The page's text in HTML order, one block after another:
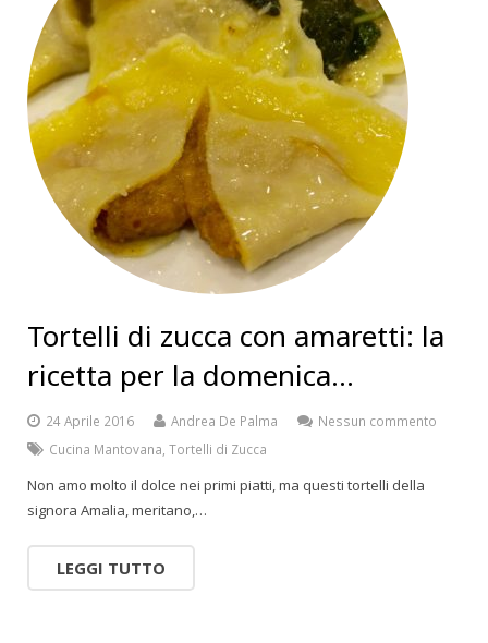
Tortelli di zucca con amaretti: la
ricetta per la domenica…
24 Aprile 2016 Andrea De Palma
Nessun commento
Cucina Mantovana Tortelli di Zucca
Non amo molto il dolce nei primi piatti, ma questi tortelli della
signora Amalia, meritano,…
LEGGI TUTTO